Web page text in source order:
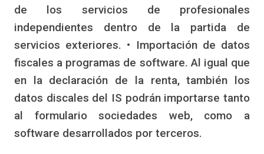
de los servicios de profesionales
independientes dentro de la partida de
servicios exteriores. • Importación de datos
fiscales a programas de software. Al igual que
en la declaración de la renta, también los
datos discales del IS podrán importarse tanto
al formulario sociedades web, como a
software desarrollados por terceros.